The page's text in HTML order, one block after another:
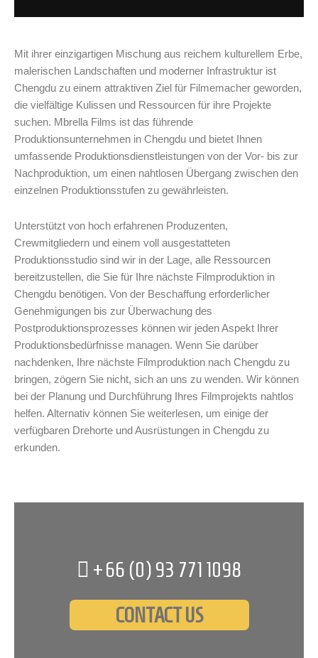
Mit ihrer einzigartigen Mischung aus reichem kulturellem Erbe,
malerischen Landschaften und moderner Infrastruktur ist
Chengdu zu einem attraktiven Ziel für Filmemacher geworden,
die vielfältige Kulissen und Ressourcen für ihre Projekte
suchen. Mbrella Films ist das führende
Produktionsunternehmen in Chengdu und bietet Ihnen
umfassende Produktionsdienstleistungen von der Vor- bis zur
Nachproduktion, um einen nahtlosen Übergang zwischen den
einzelnen Produktionsstufen zu gewährleisten.
Unterstützt von hoch erfahrenen Produzenten,
Crewmitgliedern und einem voll ausgestatteten
Produktionsstudio sind wir in der Lage, alle Ressourcen
bereitzustellen, die Sie für Ihre nächste Filmproduktion in
Chengdu benötigen. Von der Beschaffung erforderlicher
Genehmigungen bis zur Überwachung des
Postproduktionsprozesses können wir jeden Aspekt Ihrer
Produktionsbedürfnisse managen. Wenn Sie darüber
nachdenken, Ihre nächste Filmproduktion nach Chengdu zu
bringen, zögern Sie nicht, sich an uns zu wenden. Wir können
bei der Planung und Durchführung Ihres Filmprojekts nahtlos
helfen. Alternativ können Sie weiterlesen, um einige der
verfügbaren Drehorte und Ausrüstungen in Chengdu zu
erkunden.
+66 (0) 93 771 1098
CONTACT US